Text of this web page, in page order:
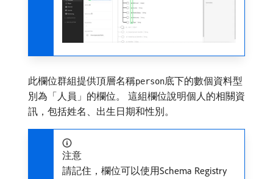
此欄位群組提供頂層名稱person底下的數個資料型
別為「人員」的欄位。 這組欄位說明個人的相關資
訊，包括姓名、出生日期和性別。
注意
請記住，欄位可以使用Schema Registry